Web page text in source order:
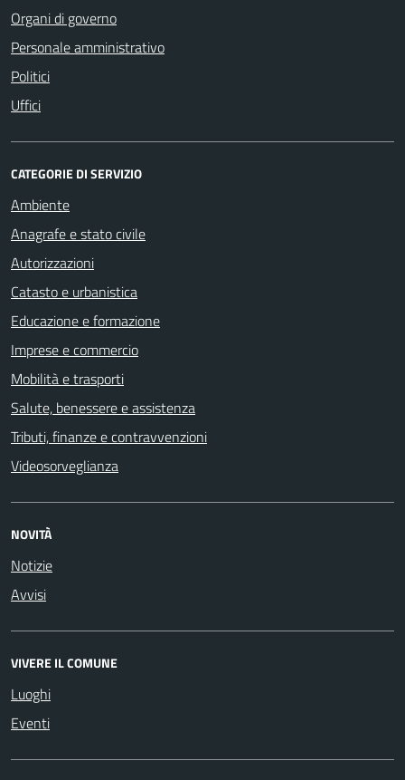
Organi di governo
Personale amministrativo
Politici
Uffici
CATEGORIE DI SERVIZIO
Ambiente
Anagrafe e stato civile
Autorizzazioni
Catasto e urbanistica
Educazione e formazione
Imprese e commercio
Mobilità e trasporti
Salute, benessere e assistenza
Tributi, finanze e contravvenzioni
Videosorveglianza
NOVITÀ
Notizie
Avvisi
VIVERE IL COMUNE
Luoghi
Eventi